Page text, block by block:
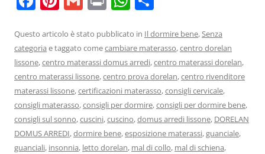
c
e
b
o
o
k
er
e
st
ai
l
t at
s
A
p
p
n
di
vi
di
Questo articolo è stato pubblicato in Il dormire bene,Senza
categoria e taggato comecambiare materasso,centro dorelan
lissone,centro materassi domus arredi,centro materassi dorelan,
centro materassi lissone,centro prova dorelan,centro rivenditore
materassi lissone,certificazioni materasso,consigli cervicale,
consigli materasso,consigli per dormire,consigli per dormire bene,
consigli sul sonno,cuscini,cuscino,domus arredi lissone, DORELAN
DOMUS ARREDI,dormire bene,esposizione materassi,guanciale,
guanciali, insonnia, letto dorelan, mal di collo, mal di schiena,